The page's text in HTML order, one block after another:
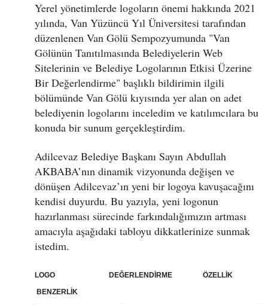
Yerel yönetimlerde logoların önemi hakkında 2021
yılında, Van Yüzüncü Yıl Üniversitesi tarafından
düzenlenen Van Gölü Sempozyumunda "Van
Gölünün Tanıtılmasında Belediyelerin Web
Sitelerinin ve Belediye Logolarının Etkisi Üzerine
Bir Değerlendirme" başlıklı bildirimin ilgili
bölümünde Van Gölü kıyısında yer alan on adet
belediyenin logolarını inceledim ve katılımcılara bu
konuda bir sunum gerçekleştirdim.
Adilcevaz Belediye Başkanı Sayın Abdullah
AKBABA’nın dinamik vizyonunda değişen ve
dönüşen Adilcevaz’ın yeni bir logoya kavuşacağını
kendisi duyurdu. Bu yazıyla, yeni logonun
hazırlanması sürecinde farkındalığımızın artması
amacıyla aşağıdaki tabloyu dikkatlerinize sunmak
istedim.
LOGO DEĞERLENDİRME ÖZELLİK
BENZERLİK